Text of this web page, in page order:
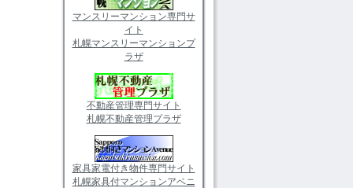
マンスリーマンション専門サ
イト
札幌マンスリーマンションプ
ラザ
不動産管理専門サイト
札幌不動産管理プラザ
家具家電付き物件専門サイト
札幌家具付マンションアベニ